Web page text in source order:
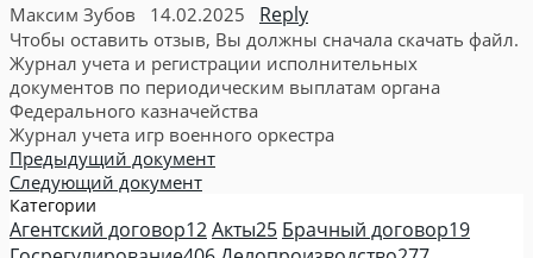
Максим Зубов 14.02.2025 Reply
Чтобы оставить отзыв, Вы должны сначала скачать файл.
Журнал учета и регистрации исполнительных
документов по периодическим выплатам органа
Федерального казначейства
Журнал учета игр военного оркестра
Предыдущий документ
Следующий документ
Категории
Агентский договор12Акты25 Брачный договор19